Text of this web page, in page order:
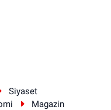
Siyaset
Magazin